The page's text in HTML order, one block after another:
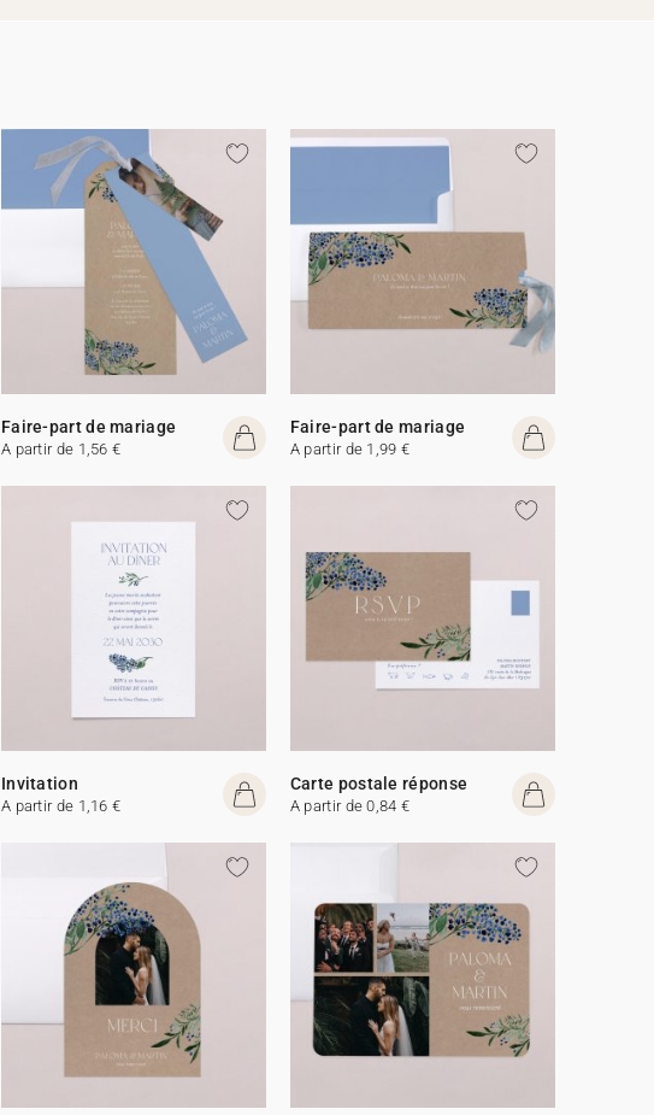
Faire-part de mariage
A partir de 1,56 €
Faire-part de mariage
A partir de 1,99 €
Invitation
A partir de 1,16 €
Carte postale réponse
A partir de 0,84 €